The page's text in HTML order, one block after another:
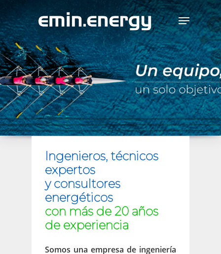
to
main
content
Menu
Ingenieros, técnicos
expertos
y consultores
energéticos
con más de 20 años
de experiencia
Somos una empresa de ingeniería